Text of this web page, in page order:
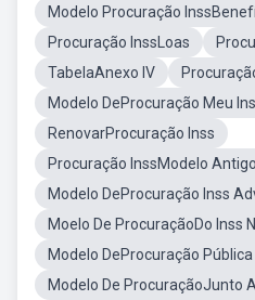
Modelo Procuração
Procuração InssLoas
TabelaAnexo IV
Modelo DeProcuração Meu
RenovarProcuração Inss
Procuração InssModelo Antigo
Modelo DeProcuração Inss
Moelo De ProcuraçãoDo Inss
Modelo DeProcuração Pública
Modelo De ProcuraçãoJunto